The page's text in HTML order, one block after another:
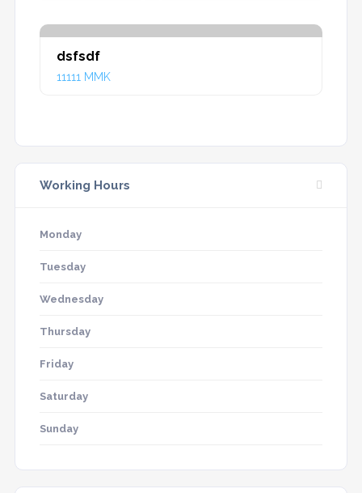
dsfsdf
11111 MMK
Working Hours
Monday
Tuesday
Wednesday
Thursday
Friday
Saturday
Sunday